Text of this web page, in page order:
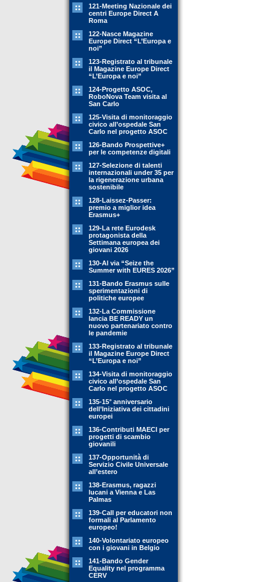
121-Meeting Nazionale dei
centri Europe Direct A
Roma
122-Nasce Magazine
Europe Direct “L’Europa e
noi”
123-Registrato al tribunale
il Magazine Europe Direct
“L’Europa e noi”
124-Progetto ASOC,
RoboNova Team visita al
San Carlo
125-Visita di monitoraggio
civico all’ospedale San
Carlo nel progetto ASOC
126-Bando Prospettive+
per le competenze digitali
127-Selezione di talenti
internazionali under 35 per
la rigenerazione urbana
sostenibile
128-Laissez-Passer:
premio a miglior idea
Erasmus+
129-La rete Eurodesk
protagonista della
Settimana europea dei
giovani 2026
130-Al via “Seize the
Summer with EURES 2026”
131-Bando Erasmus sulle
sperimentazioni di
politiche europee
132-La Commissione
lancia BE READY un
nuovo partenariato contro
le pandemie
133-Registrato al tribunale
il Magazine Europe Direct
“L’Europa e noi”
134-Visita di monitoraggio
civico all’ospedale San
Carlo nel progetto ASOC
135-15° anniversario
dell’Iniziativa dei cittadini
europei
136-Contributi MAECI per
progetti di scambio
giovanili
137-Opportunità di
Servizio Civile Universale
all’estero
138-Erasmus, ragazzi
lucani a Vienna e Las
Palmas
139-Call per educatori non
formali al Parlamento
europeo!
140-Volontariato europeo
con i giovani in Belgio
141-Bando Gender
Equality nel programma
CERV